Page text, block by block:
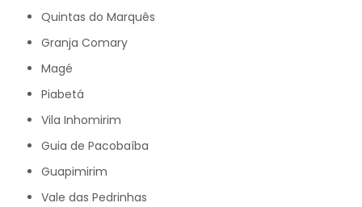
Quintas do Marquês
Granja Comary
Magé
Piabetá
Vila Inhomirim
Guia de Pacobaíba
Guapimirim
Vale das Pedrinhas